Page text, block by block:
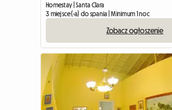
Homestay | Santa Clara
3 miejsce(-a) do spania | Minimum 1 noc
Zobacz ogłoszenie